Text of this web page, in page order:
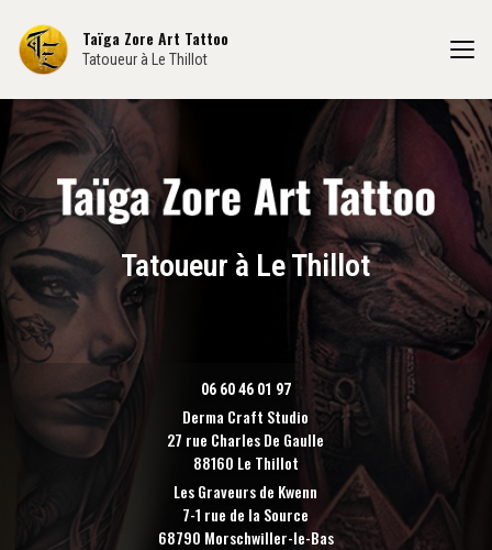
contenu
principal
Taïga Zore Art Tattoo
Tatoueur à Le Thillot
Tatoueur à Le Thillot
06 60 46 01 97
Derma Craft Studio
27 rue Charles De Gaulle
88160 Le Thillot
Les Graveurs de Kwenn
7-1 rue de la Source
68790 Morschwiller-le-Bas